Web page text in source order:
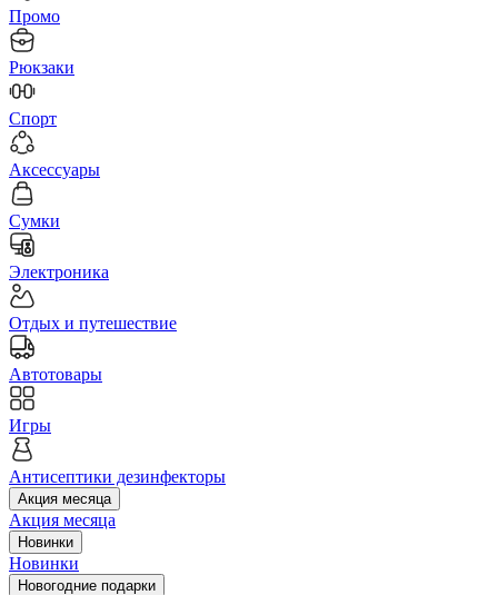
Промо
Рюкзаки
Спорт
Аксессуары
Сумки
Электроника
Отдых и путешествие
Автотовары
Игры
Антисептики дезинфекторы
Акция месяца
Акция месяца
Новинки
Новинки
Новогодние подарки